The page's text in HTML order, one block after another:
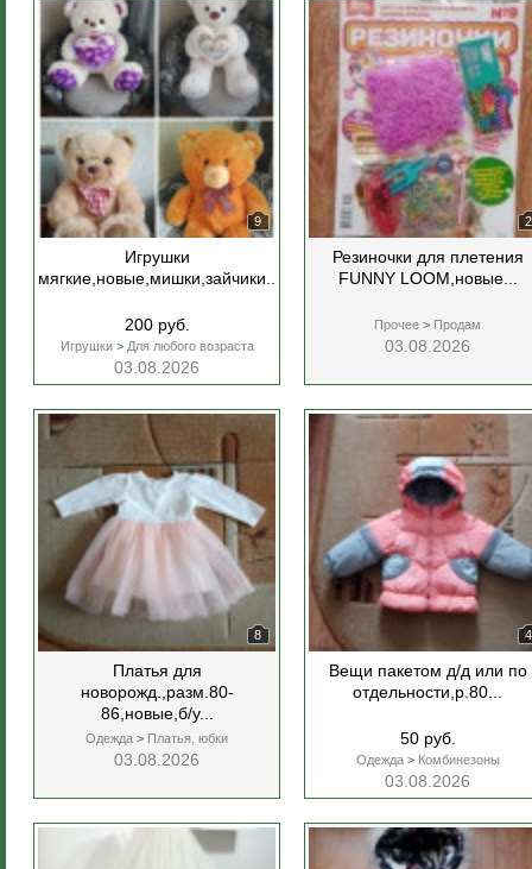
9
Игрушки
мягкие,новые,мишки,зайчики...
200 руб.
Игрушки >Для любого возраста
03.08.2026
2
Резиночки для плетения
FUNNY LOOM,новые...
Прочее > Продам
03.08.2026
8
Платья для
новорожд.,разм.80-
86,новые,б/у...
Одежда > Платья, юбки
03.08.2026
4
Вещи пакетом д/д или по
отдельности,р.80...
50 руб.
Одежда >Комбинезоны
03.08.2026